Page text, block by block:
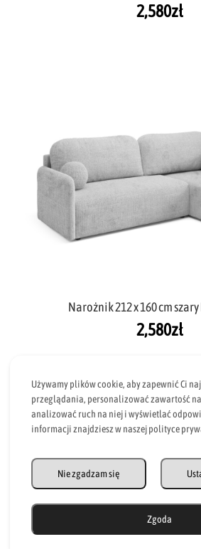
2,580zł
Narożnik 212 x 160 cm
2,580zł
Używamy plików cookie, aby zapewnić Ci
przeglądania, personalizować zawartość
analizować ruch na niej i wyświetlać
informacji znajdziesz w naszej polityce
Zgoda
Nie zgadzam się